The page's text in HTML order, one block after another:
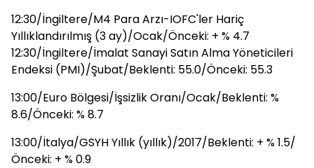
12:30/İngiltere/M4 Para Arzı-IOFC'ler Hariç
Yıllıklandırılmış (3 ay)/Ocak/Önceki: + % 4.7
12:30/İngiltere/İmalat Sanayi Satın Alma Yöneticileri
Endeksi (PMI)/Şubat/Beklenti: 55.0/Önceki: 55.3
13:00/Euro Bölgesi/İşsizlik Oranı/Ocak/Beklenti: %
8.6/Önceki: % 8.7
13:00/İtalya/GSYH Yıllık (yıllık)/2017/Beklenti: + % 1.5/
Önceki: + % 0.9